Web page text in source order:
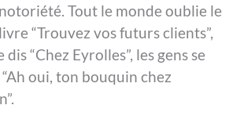
Tout le monde oublie le
“Trouvez vos futurs clients”,
“Chez Eyrolles”, les gens se
oui, ton bouquin chez